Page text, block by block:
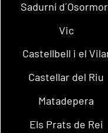
Sadurní
Vic
Castellbell i el
Castellar del Riu
Matadepera
Els Prats de Rei